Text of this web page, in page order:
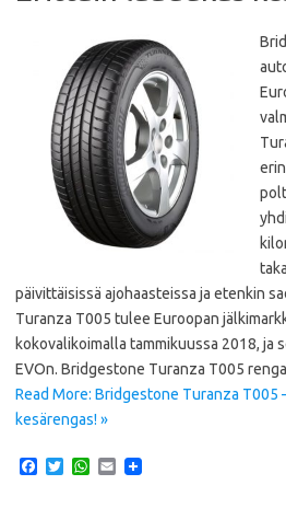
päivittäisissä ajohaasteissa ja etenkin
Turanza T005 tulee Euroopan
kokovalikoimalla tammikuussa 2018, ja
EVOn. Bridgestone Turanza T005
Read More: Bridgestone Turanza T005
kesärengas! »
T
W
E